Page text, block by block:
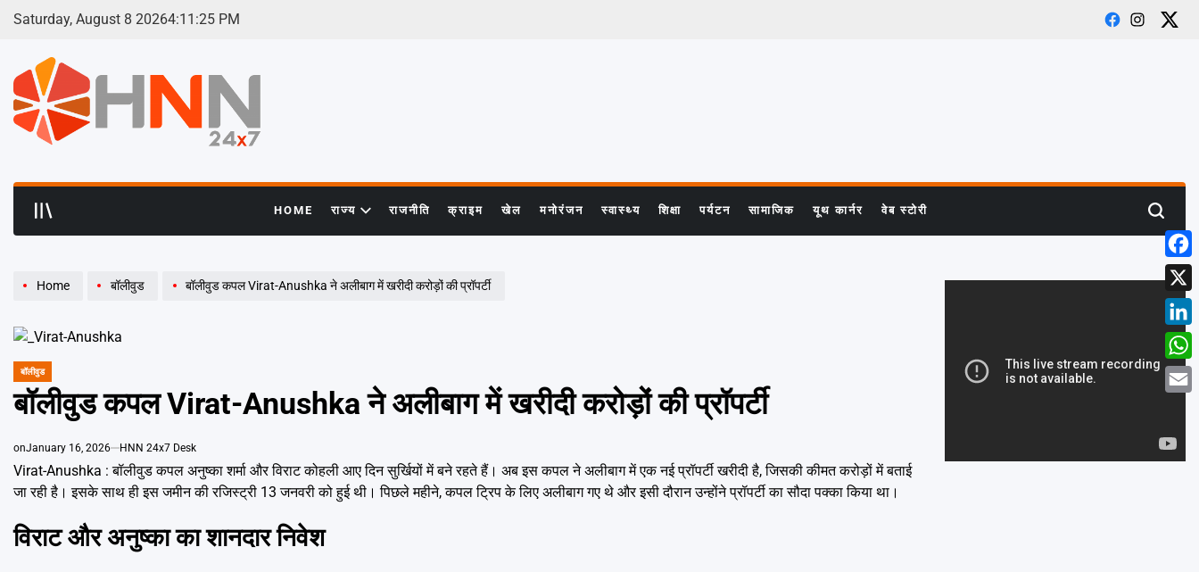
Skip
Saturday, August 8 20264:11 :26 PM
FacebookX
HOME राज्य राजनीति क्राइम खेल मनोरंजन स्वास्थ्य शिक्षा पर्यटन सामाजिक यूथ कार्नर वेब स्टोरी Search
Home बॉलीवुड बॉलीवुड कपल Virat-Anushka ने अलीबाग में खरीदी करोड़ों की प्रॉपर्टी
POSTED
बॉलीवुड
बॉलीवुड कपल Virat-Anushka ने अलीबाग में खरीदी करोड़ों की प्रॉपर्टी
onJanuary 16, 2026 HNN 24x7 Desk
Virat-Anushka : बॉलीवुड कपल अनुष्का शर्मा और विराट कोहली आए दिन सुर्खियों में बने रहते हैं। अब इस कपल ने अलीबाग में एक नई प्रॉपर्टी खरीदी है, जिसकी कीमत करोड़ों में बताई
जा रही है। इसके साथ ही इस जमीन की रजिस्ट्री 13 जनवरी को हुई थी। पिछले महीने, कपल ट्रिप के लिए अलीबाग गए थे और इसी दौरान उन्होंने प्रॉपर्टी का सौदा पक्का किया था।
विराट और अनुष्का का शानदार निवेश
X